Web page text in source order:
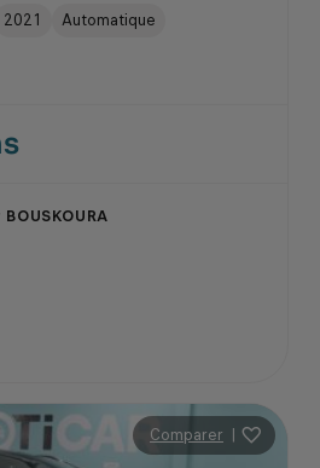
2021 Automatique
Comparer |